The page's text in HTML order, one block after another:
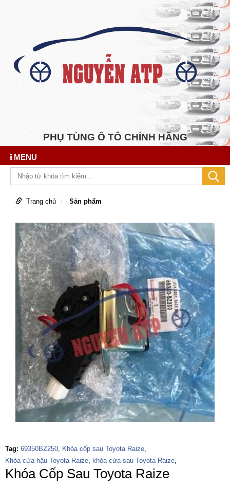
PHỤ TÙNG Ô TÔ CHÍNH HÃNG
MENU
Trang chủ Sản phẩm
Tag: 69350BZ250, Khóa cốp sau Toyota Raize,
Khóa cửa hậu Toyota Raize, khóa cửa sau Toyota Raize,
Khóa Cốp Sau Toyota Raize